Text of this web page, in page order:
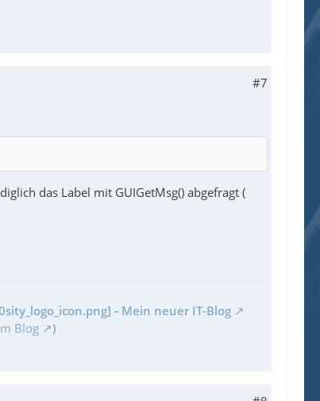
#7
das Label mit GUIGetMsg() abgefragt (
- Mein neuer IT-Blog
Blog )